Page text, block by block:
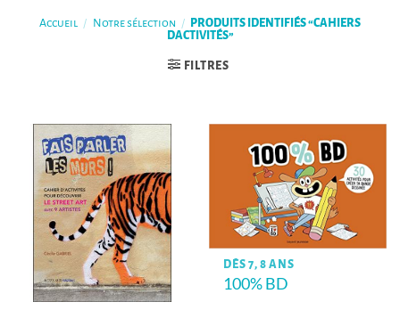
Accueil / Notre sélection /
PRODUITS IDENTIFIÉS “CAHIERS
DACTIVITÉS”
FILTRES
DÈS 7, 8 ANS
100% BD